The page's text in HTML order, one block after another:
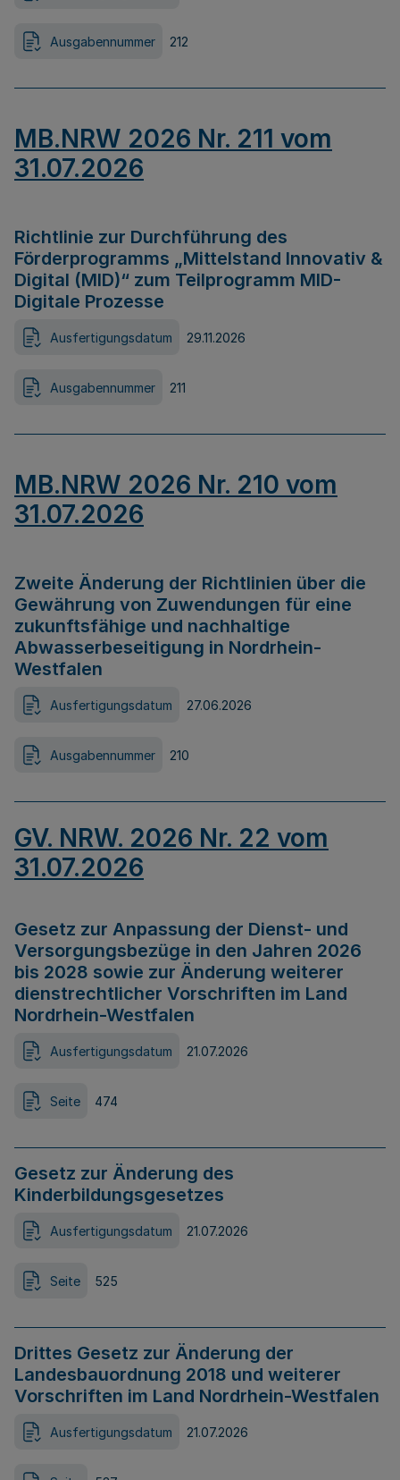
Ausgabennummer 212
MB.NRW 2026 Nr. 211 vom
31.07.2026
Richtlinie zur Durchführung des
Förderprogramms „Mittelstand Innovativ &
Digital (MID)“ zum Teilprogramm MID-
Digitale Prozesse
Ausfertigungsdatum 29.11.2026
Ausgabennummer 211
MB.NRW 2026 Nr. 210 vom
31.07.2026
Zweite Änderung der Richtlinien über die
Gewährung von Zuwendungen für eine
zukunftsfähige und nachhaltige
Abwasserbeseitigung in Nordrhein-
Westfalen
Ausfertigungsdatum 27.06.2026
Ausgabennummer 210
GV. NRW. 2026 Nr. 22 vom
31.07.2026
Gesetz zur Anpassung der Dienst- und
Versorgungsbezüge in den Jahren 2026
bis 2028 sowie zur Änderung weiterer
dienstrechtlicher Vorschriften im Land
Nordrhein-Westfalen
Ausfertigungsdatum 21.07.2026
Seite 474
Gesetz zur Änderung des
Kinderbildungsgesetzes
Ausfertigungsdatum 21.07.2026
Seite 525
Drittes Gesetz zur Änderung der
Landesbauordnung 2018 und weiterer
Vorschriften im Land Nordrhein-Westfalen
Ausfertigungsdatum 21.07.2026